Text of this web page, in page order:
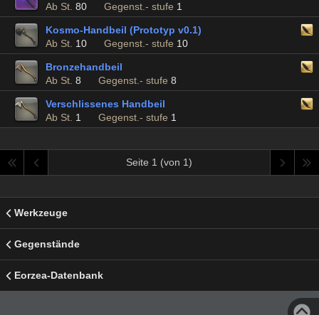
Ab St. 80 Gegenst.- stufe 1
Kosmo-Handbeil (Prototyp v0.1)
Ab St. 10 Gegenst.- stufe 10
Bronzehandbeil
Ab St. 8 Gegenst.- stufe 8
Verschlissenes Handbeil
Ab St. 1 Gegenst.- stufe 1
Seite 1 (von 1)
Werkzeuge
Gegenstände
Eorzea-Datenbank